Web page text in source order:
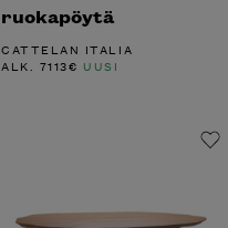
ruokapöytä
CATTELAN ITALIA
ALK. 7113€ UUSI